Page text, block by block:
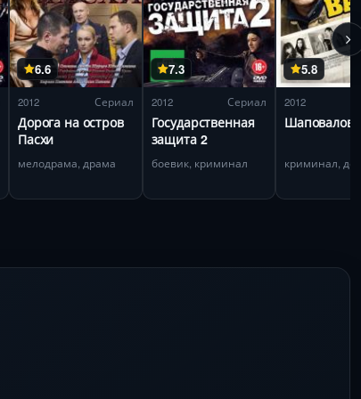
6.6
2012 Сериал
Дорога на остров
Пасхи
мелодрама, драма
7.3
2012 Сериал
Государственная
защита 2
боевик, криминал
5.8
2012
Шаповалов
криминал,